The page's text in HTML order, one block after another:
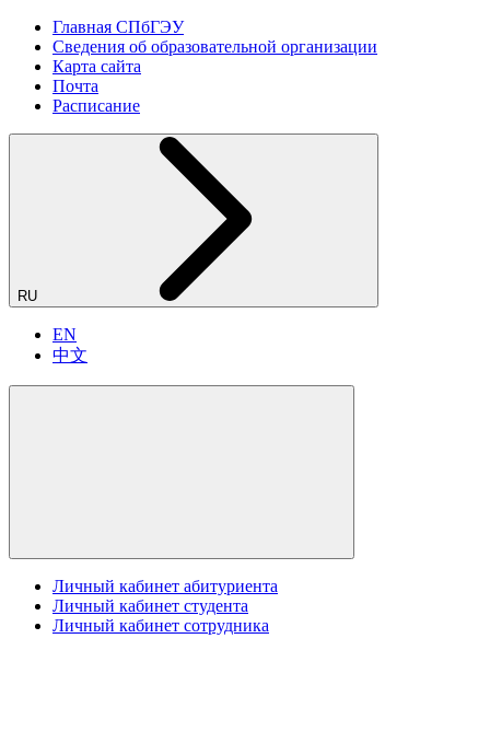
Главная СПбГЭУ
Сведения об образовательной организации
Карта сайта
Почта
Расписание
RU
EN
中文
Личный кабинет абитуриента
Личный кабинет студента
Личный кабинет сотрудника